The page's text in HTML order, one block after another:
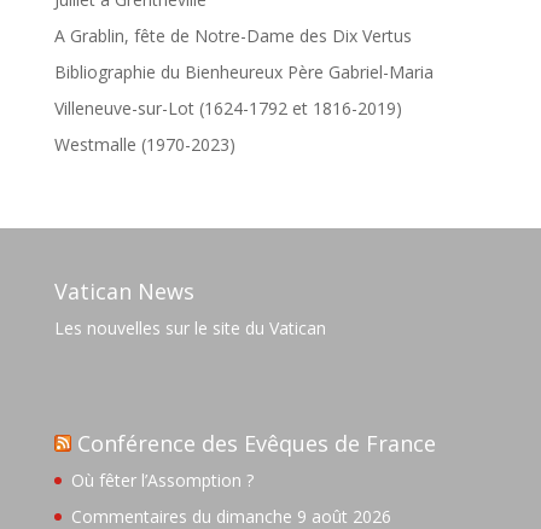
A Grablin, fête de Notre-Dame des Dix Vertus
Bibliographie du Bienheureux Père Gabriel-Maria
Villeneuve-sur-Lot (1624-1792 et 1816-2019)
Westmalle (1970-2023)
Vatican News
Les nouvelles sur le site du Vatican
Conférence des Evêques de France
Où fêter l’Assomption ?
Commentaires du dimanche 9 août 2026